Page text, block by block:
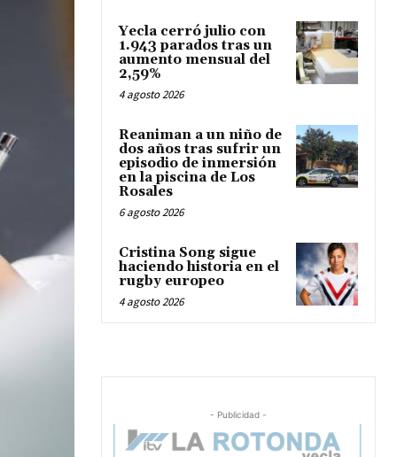
Yecla cerró julio con
1.943 parados tras un
aumento mensual del
2,59%
4 agosto 2026
Reaniman a un niño de
dos años tras sufrir un
episodio de inmersión
en la piscina de Los
Rosales
6 agosto 2026
Cristina Song sigue
haciendo historia en el
rugby europeo
4 agosto 2026
- Publicidad -